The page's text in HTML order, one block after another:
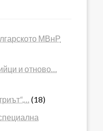
МВнР
и отново…
(18)